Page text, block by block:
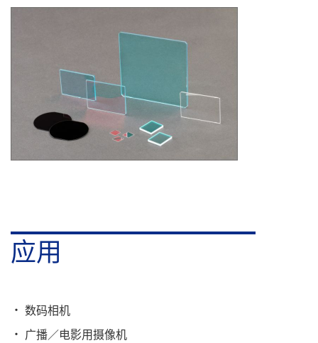
应用
数码相机
广播／电影用摄像机